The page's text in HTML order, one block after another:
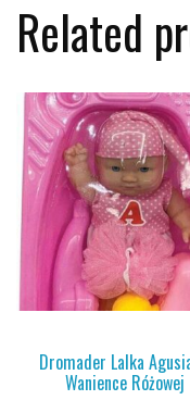
Related
Dromader Lalka
Wanience Różowej